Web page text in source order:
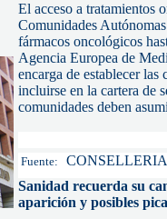
El acceso a tratamientos
Comunidades
fármacos oncológicos
Agencia Europea de
encarga de establecer
incluirse en la cartera de
comunidades deben
Fuente: CONSELLERIA
Sanidad recuerda su
aparición y posibles